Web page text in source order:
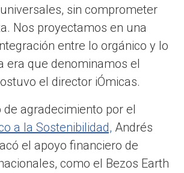
sin comprometer
Nos proyectamos en una
entre lo orgánico y lo
era que denominamos el
el director iÓmicas.
de agradecimiento por el
a la Sostenibilidad, Andrés
el apoyo financiero de
como el Bezos Earth